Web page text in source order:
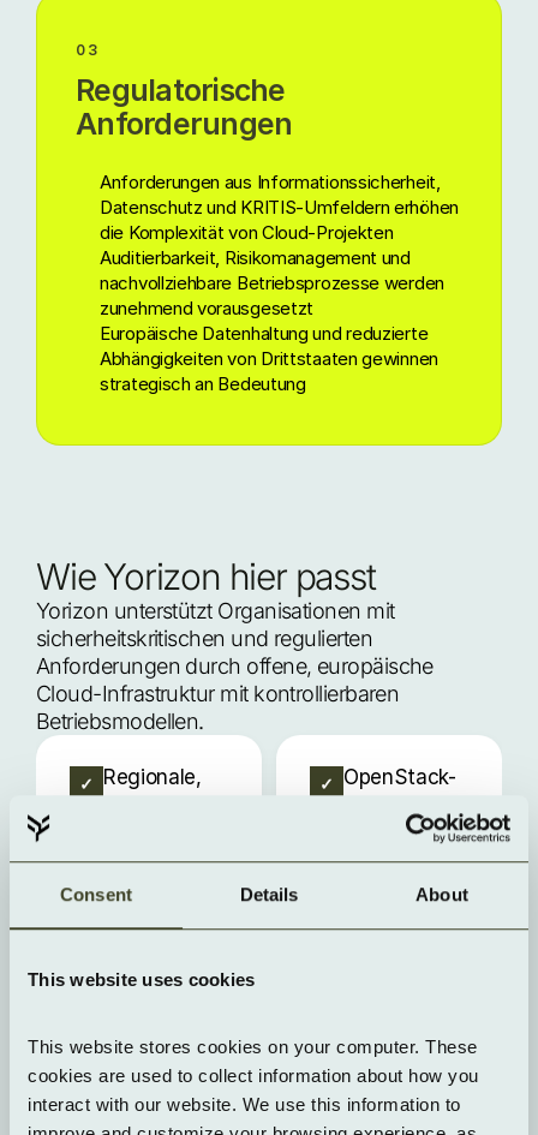
Consent Details About
This website uses cookies
This website stores cookies on your computer. These
cookies are used to collect information about how you
interact with our website. We use this information to
03
Regulatorische
Anforderungen
Anforderungen aus Informationssicherheit,
Datenschutz und KRITIS-Umfeldern erhöhen
die Komplexität von Cloud-Projekten
Auditierbarkeit, Risikomanagement und
nachvollziehbare Betriebsprozesse werden
zunehmend vorausgesetzt
Europäische Datenhaltung und reduzierte
Abhängigkeiten von Drittstaaten gewinnen
strategisch an Bedeutung
Wie Yorizon hier passt
Yorizon unterstützt Organisationen mit
sicherheitskritischen und regulierten
Anforderungen durch offene, europäische
Cloud-Infrastruktur mit kontrollierbaren
Betriebsmodellen.
✓
Regionale,
in Deutschland
und Österreich
✓
OpenStack-
basierte
Architektur,
vollständig
Roadmap: ISO
27001, BSI C5,
VS-NfD
perspektivisch
grade
Server-
Hardware